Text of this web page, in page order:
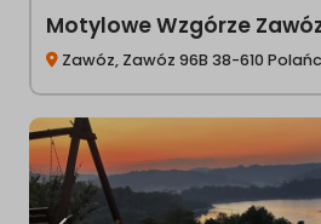
Motylowe Wzgórze
Zawóz, Zawóz 96B 38-610